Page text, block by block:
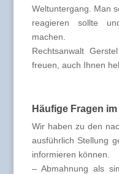
Weltuntergang. Man
reagieren sollte
machen.
Rechtsanwalt
freuen, auch Ihnen
Häufige Fragen
Wir haben zu den
ausführlich Stellung
informieren können.
– Abmahnung als